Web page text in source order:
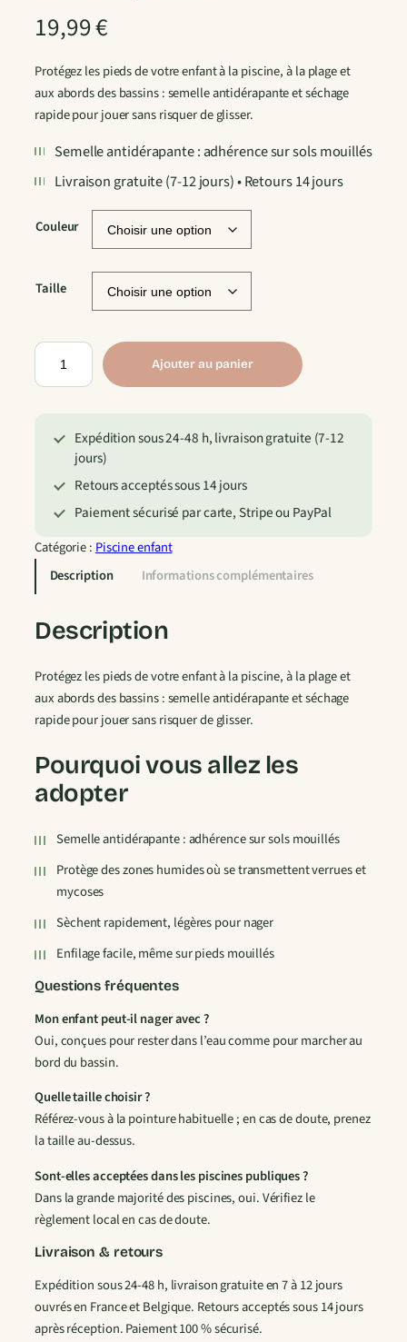
19,99€
Protégez les pieds de votre enfant à la piscine, à la plage et
aux abords des bassins : semelle antidérapante et séchage
rapide pour jouer sans risquer de glisser.
Semelle antidérapante : adhérence sur sols mouillés
Livraison gratuite (7-12 jours) • Retours 14 jours
Couleur
Taille
q
e
h
u
s
u
r
d
u
n
a
n
A
n
t
i
d
é
a
p
a
n
e
s
Ajouter au panier
Expédition sous 24-48 h, livraison gratuite (7-12
jours)
Retours acceptés sous 14 jours
Paiement sécurisé par carte, Stripe ou PayPal
Catégorie : Piscine enfant
Description
Informations complémentaires
Description
Protégez les pieds de votre enfant à la piscine, à la plage et
aux abords des bassins : semelle antidérapante et séchage
rapide pour jouer sans risquer de glisser.
Pourquoi vous allez les
adopter
Semelle antidérapante : adhérence sur sols mouillés
Protège des zones humides où se transmettent verrues et
mycoses
Sèchent rapidement, légères pour nager
Enfilage facile, même sur pieds mouillés
Questions fréquentes
Mon enfant peut-il nager avec ?
Oui, conçues pour rester dans l’eau comme pour marcher au
bord du bassin.
Quelle taille choisir ?
Référez-vous à la pointure habituelle ; en cas de doute, prenez
la taille au-dessus.
Sont-elles acceptées dans les piscines publiques ?
Dans la grande majorité des piscines, oui. Vérifiez le
règlement local en cas de doute.
Livraison & retours
Expédition sous 24-48 h, livraison gratuite en 7 à 12 jours
ouvrés en France et Belgique. Retours acceptés sous 14 jours
après réception. Paiement 100 % sécurisé.